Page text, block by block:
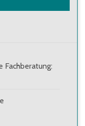
Fachberatung: